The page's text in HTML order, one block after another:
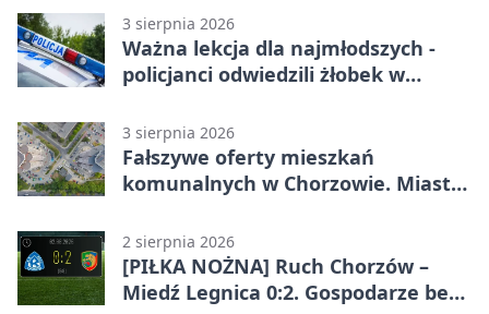
3 sierpnia 2026
Ważna lekcja dla najmłodszych -
policjanci odwiedzili żłobek w
3 sierpnia 2026
Fałszywe oferty mieszkań
komunalnych w Chorzowie. Miasto
2 sierpnia 2026
[PIŁKA NOŻNA] Ruch Chorzów –
Miedź Legnica 0:2. Gospodarze bez